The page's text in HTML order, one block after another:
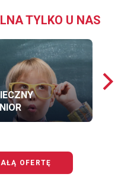
TYLKO U NAS
loga
OFERTĘ